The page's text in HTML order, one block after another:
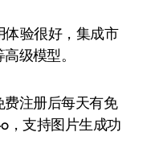
体验很好，集成市
级模型。
费注册后每天有免
，支持图片生成功